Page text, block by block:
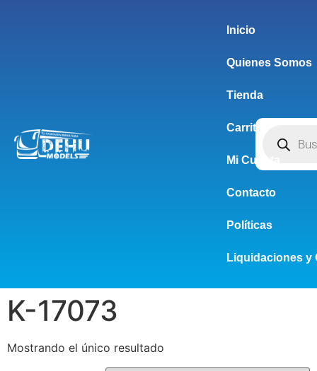
Inicio
Quienes Somos
Tienda
Carrito
Mi Cuenta
Contacto
Políticas
Liquidaciones y
K-17073
Mostrando el único resultado